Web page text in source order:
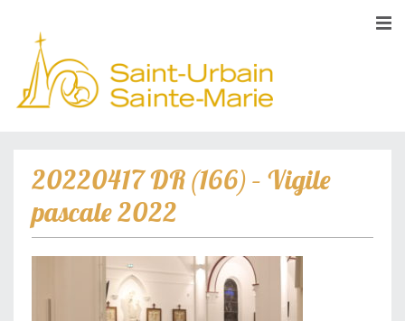
20220417 DR (166) – Vigile
pascale 2022